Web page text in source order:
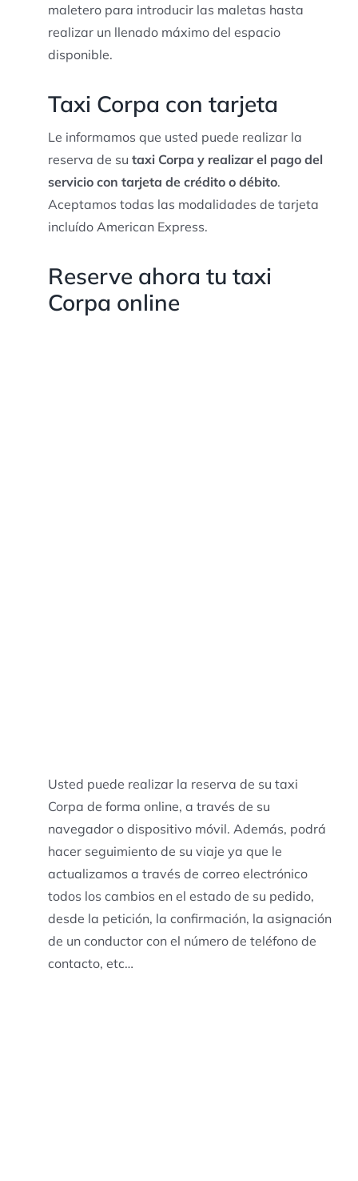
maletero para introducir las maletas hasta
realizar un llenado máximo del espacio
disponible.
Taxi Corpa con tarjeta
Le informamos que usted puede realizar la
reserva de su taxi Corpa y realizar el pago del
servicio con tarjeta de crédito o débito.
Aceptamos todas las modalidades de tarjeta
incluído American Express.
Reserve ahora tu taxi
Corpa online
Usted puede realizar la reserva de su taxi
Corpa de forma online, a través de su
navegador o dispositivo móvil. Además, podrá
hacer seguimiento de su viaje ya que le
actualizamos a través de correo electrónico
todos los cambios en el estado de su pedido,
desde la petición, la confirmación, la asignación
de un conductor con el número de teléfono de
contacto, etc…